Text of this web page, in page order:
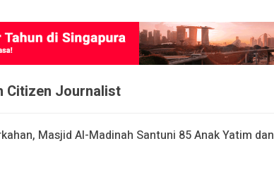
Citizen Journalist
Masjid Al-Madinah Santuni 85 Anak Yatim dan